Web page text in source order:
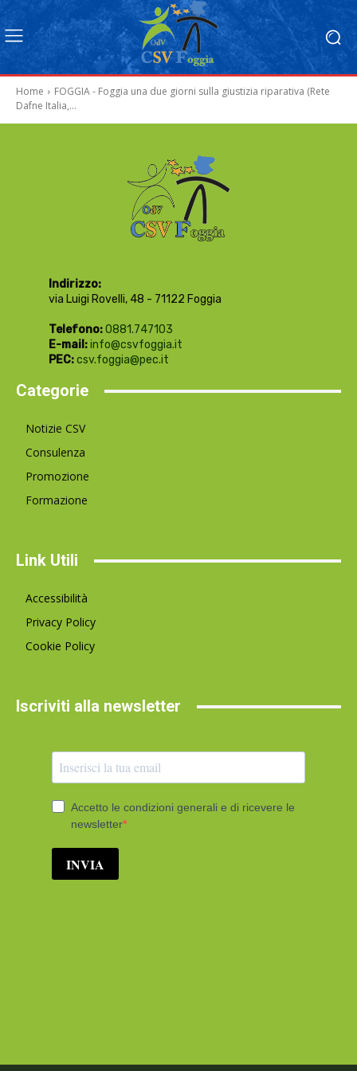
Home
FOGGIA - Foggia una due giorni sulla giustizia riparativa (Rete
Dafne Italia,...
Indirizzo:
via Luigi Rovelli, 48 - 71122 Foggia
Telefono:0881.747103
E-mail:info@csvfoggia.it
PEC:csv.foggia@pec.it
Categorie
Notizie CSV
Consulenza
Promozione
Formazione
Link Utili
Accessibilità
Privacy Policy
Cookie Policy
Iscriviti alla newsletter